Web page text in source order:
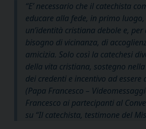
“E’ necessario che il catechista
educare alla fede, in primo
un’identità cristiana debole e,
bisogno di vicinanza, di
amicizia. Solo così la catechesi
della vita cristiana, sostegno
dei credenti e incentivo ad essere
(Papa Francesco –
Francesco ai partecipanti al
su “Il catechista, testimone del